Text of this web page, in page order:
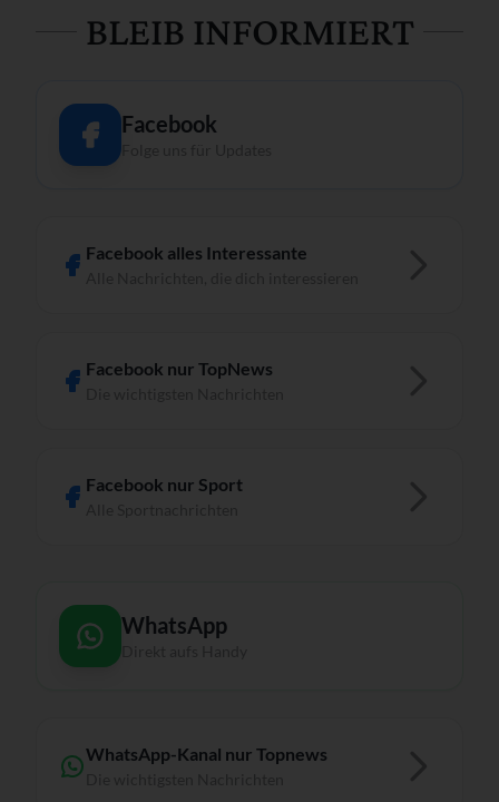
BLEIB INFORMIERT
Facebook
Facebook alles Interessante
Facebook nur TopNews
Facebook nur Sport
WhatsApp
WhatsApp-Kanal nur Topnews